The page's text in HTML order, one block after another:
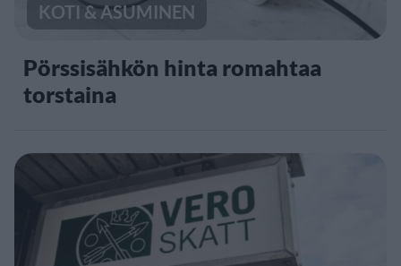
KOTI & ASUMINEN
Pörssisähkön hinta romahtaa
torstaina